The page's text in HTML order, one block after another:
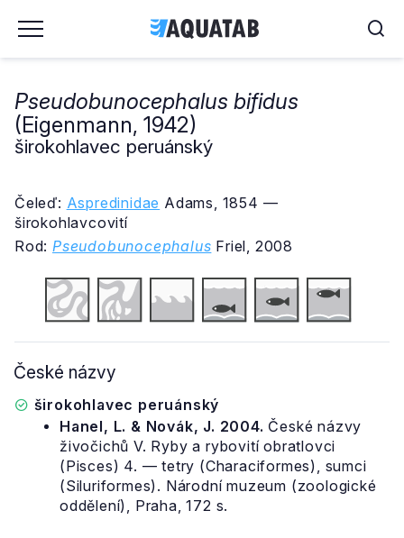
Pseudobunocephalus bifidus
(Eigenmann, 1942)
širokohlavec peruánský
Čeleď: Aspredinidae Adams, 1854 —
širokohlavcovití
Rod: Pseudobunocephalus Friel, 2008
České názvy
širokohlavec peruánský
Hanel, L. & Novák, J. 2004. České názvy
živočichů V. Ryby a rybovití obratlovci
(Pisces) 4. — tetry (Characiformes), sumci
(Siluriformes). Národní muzeum (zoologické
oddělení), Praha, 172 s.